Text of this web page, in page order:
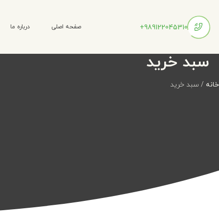
989122045310+ صفحه اصلی درباره ما
سبد خرید
خانه / سبد خرید